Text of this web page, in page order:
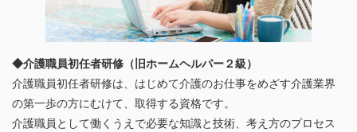
◆介護職員初任者研修（旧ホームヘルパー２級）
介護職員初任者研修は、はじめて介護のお仕事をめざす介護業界
の第一歩の方にむけて、取得する資格です。
介護職員として働くうえで必要な知識と技術、考え方のプロセス